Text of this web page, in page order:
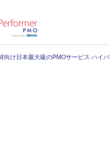
向け日本最大級のPMOサービス ハイ